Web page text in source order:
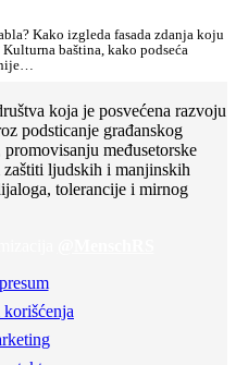
Kako izgleda fasada zdanja koju
baština, kako podseća
koja je posvećena razvoju
podsticanje građanskog
međusetorske
zaštiti ljudskih i manjinskih
tolerancije i mirnog